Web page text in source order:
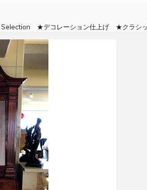
Selection デコレーション仕上げ クラシ